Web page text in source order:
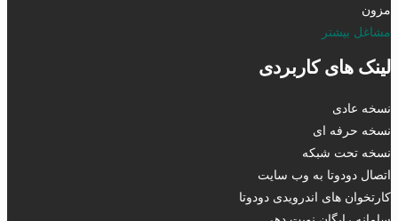
مزون
مشاغل بیشتر
لینک های کاربردی
نسخه عادی
نسخه حرفه ای
نسخه تحت شبکه
اتصال دودوتا به وب سایت
کارتخوان های اندرویدی دودوتا